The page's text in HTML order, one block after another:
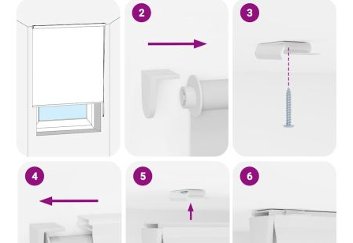
Когато плащате с NewPay, всъщност NewPay плаща
поръчката Ви вместо Вас. Вие я получавате и
разполагате с три начина да я платите към тях:
Отложено до 30 дни от момента на изпращане на
поръчката без оскъпяване. За покупки на стойност до
400 лв. / €204,52
Плащане на 4 вноски. Заплащате 20% от стойността на
поръчката си на момента с карта. Останалата сума се
разделя на 3 равни месечни вноски без оскъпяване. За
покупки на стойност до 1000 лв. / €511.31
Плащане на 6 вноски. Стойността на поръчката се
разпределя в 6 равни месечни вноски с оскъпяване. За
покупки на стойност до 2000 лв. / €1022.61